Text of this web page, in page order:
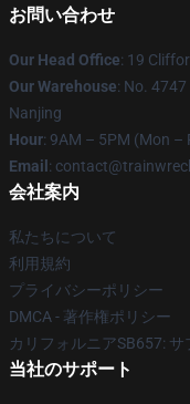
お問い合わせ
Our Head Office: 19
Our Warehouse: No.
Nanjing
Hour: 9AM – 5PM (Mon –
Email :
会社案内
私たちについて
利用規約
プライバシーポリシー
DMCA - 著作権ポリシー
カリフォルニアSB657:
当社のサポート